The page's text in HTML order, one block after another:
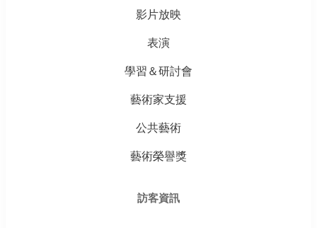
影片放映
表演
學習＆研討會
藝術家支援
公共藝術
藝術榮譽獎
訪客資訊